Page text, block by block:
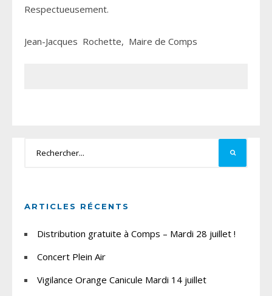
Respectueusement.
Jean-Jacques Rochette, Maire de Comps
ARTICLES RÉCENTS
Distribution gratuite à Comps – Mardi 28 juillet !
Concert Plein Air
Vigilance Orange Canicule Mardi 14 juillet